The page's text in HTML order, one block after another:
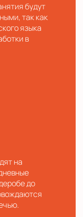
будут
так как
языка
в
на
до